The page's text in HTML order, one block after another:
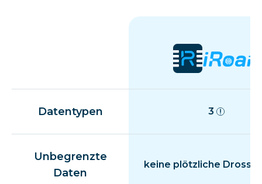
Datentypen 3
Unbegrenzte
Daten
keine plötzliche